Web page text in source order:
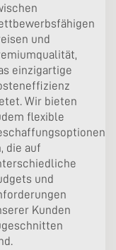
und
einzigartige
Wir bieten
flexible
die auf
und
Kunden